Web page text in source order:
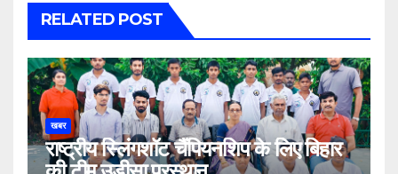
RELATED POST
खबर
राष्ट्रीय स्लिंगशॉट चैंपियनशिप के लिए बिहार